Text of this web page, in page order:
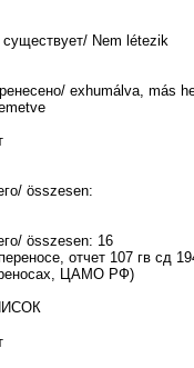
существует/ Nem létezik
exhumálva, más
összesen:
összesen: 16
отчет 107 гв сд
ЦАМО РФ)